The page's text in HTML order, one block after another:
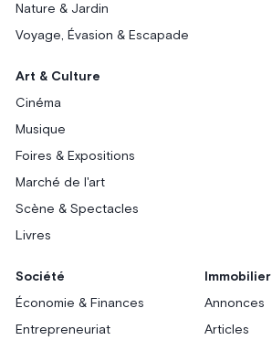
Nature & Jardin
Voyage, Évasion & Escapade
Art & Culture
Cinéma
Musique
Foires & Expositions
Marché de l'art
Scène & Spectacles
Livres
Société
Économie & Finances
Entrepreneuriat
Immobilier
Annonces
Articles